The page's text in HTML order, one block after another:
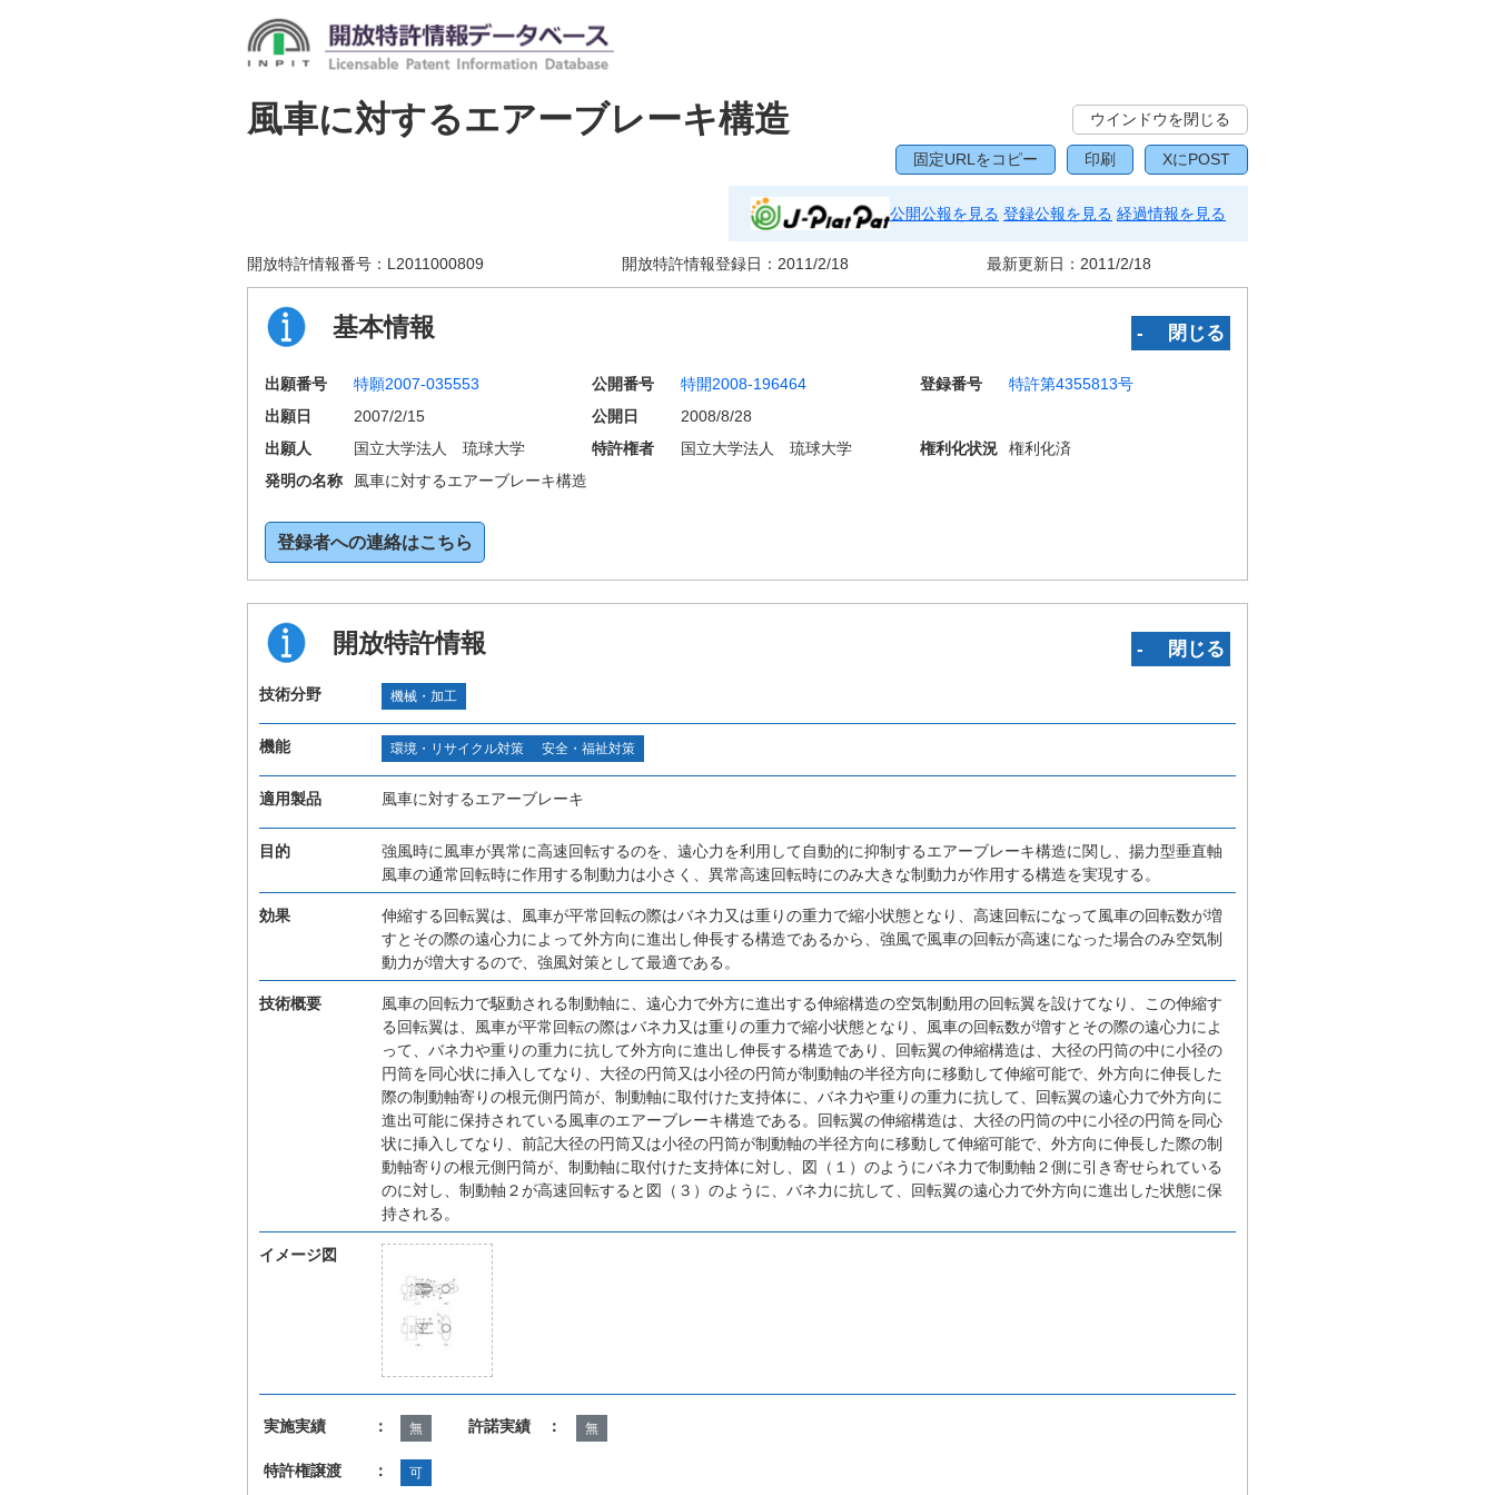
風車に対するエアーブレーキ構造 ウインドウを閉じる
固定URLをコピー 印刷 XにPOST
公開公報を見る 登録公報を見る 経過情報を見る
開放特許情報番号： L2011000809 開放特許情報登録日： 2011/2/18 最新更新日： 2011/2/18
基本情報 ‐ 閉じる
出願番号 特願2007-035553 公開番号 特開2008-196464 登録番号
特許第4355813号
出願日
2007/2/15 公開日
2008/8/28
出願人
国立大学法人 琉球大学 特許権者 国立大学法人 琉球大学 権利化状況
権利化済
発明の名称
風車に対するエアーブレーキ構造
登録者への連絡はこちら
開放特許情報 ‐ 閉じる
技術分野 機械・加工
機能 環境・リサイクル対策 安全・福祉対策
適用製品 風車に対するエアーブレーキ
目的
強風時に風車が異常に高速回転するのを、遠心力を利用して自動的に抑制するエアーブレーキ構造に関し、揚力型垂直軸
風車の通常回転時に作用する制動力は小さく、異常高速回転時にのみ大きな制動力が作用する構造を実現する。
効果
伸縮する回転翼は、風車が平常回転の際はバネ力又は重りの重力で縮小状態となり、高速回転になって風車の回転数が増
すとその際の遠心力によって外方向に進出し伸長する構造であるから、強風で風車の回転が高速になった場合のみ空気制
動力が増大するので、強風対策として最適である。
技術概要
風車の回転力で駆動される制動軸に、遠心力で外方に進出する伸縮構造の空気制動用の回転翼を設けてなり、この伸縮す
る回転翼は、風車が平常回転の際はバネ力又は重りの重力で縮小状態となり、風車の回転数が増すとその際の遠心力によ
って、バネ力や重りの重力に抗して外方向に進出し伸長する構造であり、回転翼の伸縮構造は、大径の円筒の中に小径の
円筒を同心状に挿入してなり、大径の円筒又は小径の円筒が制動軸の半径方向に移動して伸縮可能で、外方向に伸長した
際の制動軸寄りの根元側円筒が、制動軸に取付けた支持体に、バネ力や重りの重力に抗して、回転翼の遠心力で外方向に
進出可能に保持されている風車のエアーブレーキ構造である。回転翼の伸縮構造は、大径の円筒の中に小径の円筒を同心
状に挿入してなり、前記大径の円筒又は小径の円筒が制動軸の半径方向に移動して伸縮可能で、外方向に伸長した際の制
動軸寄りの根元側円筒が、制動軸に取付けた支持体に対し、図（１）のようにバネ力で制動軸２側に引き寄せられている
のに対し、制動軸２が高速回転すると図（３）のように、バネ力に抗して、回転翼の遠心力で外方向に進出した状態に保
持される。
イメージ図
実施実績 ： 無 許諾実績 ： 無
特許権譲渡 ： 可